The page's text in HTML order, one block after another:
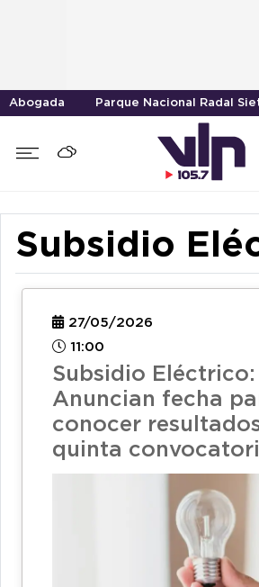
Abogada Parque Nacional Radal
Subsidio
27/05/2026
11:00
Subsidio Eléctrico:
Anuncian fecha
conocer
quinta